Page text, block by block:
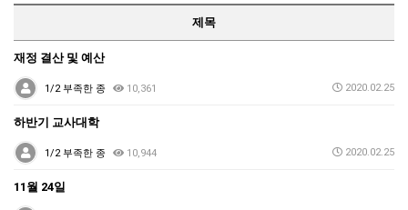
제목
재정 결산 및 예산
1/2 부족한 종 10,361 2020.02.25
하반기 교사대학
1/2 부족한 종 10,944 2020.02.25
11월 24일